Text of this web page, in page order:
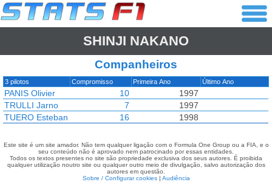
SHINJI NAKANO
Companheiros
3 pilotos Compromisso Primeira Ano Último Ano
PANIS Olivier 10
1997
TRULLI Jarno
7
1997
TUERO Esteban
16 1998
Este site é um site amador. Não tem qualquer ligação com o Formula One Group ou a FIA, e o
seu conteúdo não é aprovado nem patrocinado por essas entidades.
Todos os textos presentes no site são propriedade exclusiva dos seus autores. É proibida
qualquer utilização noutro site ou qualquer outro meio de divulgação, salvo autorização dos
autores em questão.
Sobre / Configurar cookies| Audiência